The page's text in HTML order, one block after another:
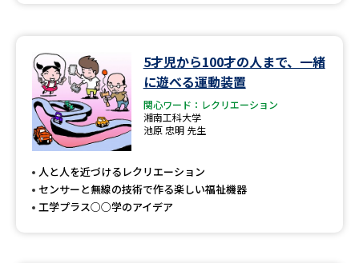
デジタルパンフレット 進路の３択
新学年スタート号特集ページ
（高3生用）
新学年スタート号特集ページ
（高2生用）
SELFBRAND特集ページ
オープンキャンパスなどを調べる
5才児から100才の人まで、一緒
に遊べる運動装置
関心ワード：レクリエーション
湘南工科大学
池原 忠明 先生
人と人を近づけるレクリエーション
センサーと無線の技術で作る楽しい福祉機器
工学プラス○○学のアイデア